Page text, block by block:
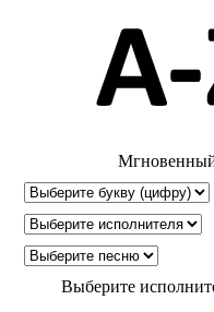
Мгновенный
Выберите